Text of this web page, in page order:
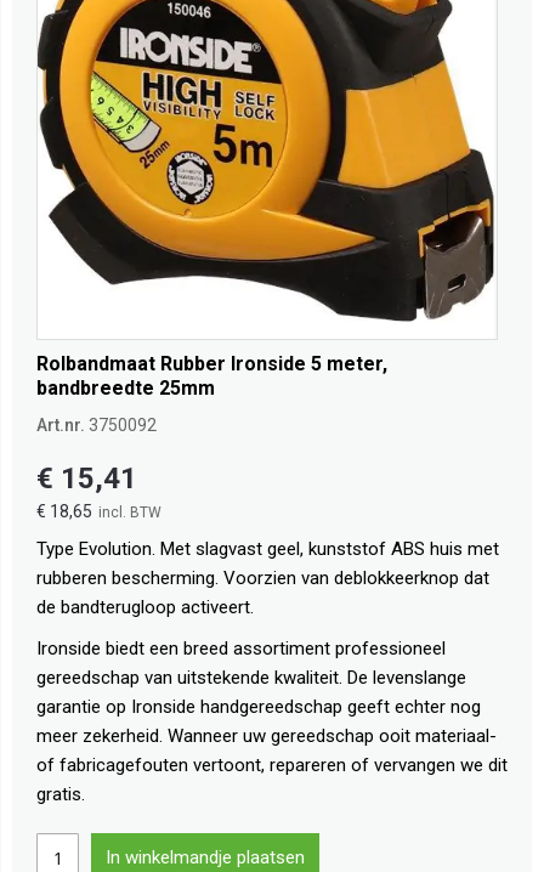
Rolbandmaat Rubber Ironside 5 meter,
bandbreedte 25mm
Art.nr. 3750092
€ 18,65
€ 15,41
Type Evolution. Met slagvast geel, kunststof ABS huis met
rubberen bescherming. Voorzien van deblokkeerknop dat
de bandterugloop activeert.
Ironside biedt een breed assortiment professioneel
gereedschap van uitstekende kwaliteit. De levenslange
garantie op Ironside handgereedschap geeft echter nog
meer zekerheid. Wanneer uw gereedschap ooit materiaal-
of fabricagefouten vertoont, repareren of vervangen we dit
gratis.
In winkelmandje plaatsen